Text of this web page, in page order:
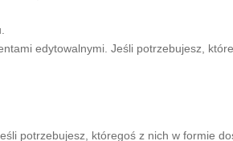
edytowalnymi. Jeśli potrzebujesz,
potrzebujesz, któregoś z nich w formie